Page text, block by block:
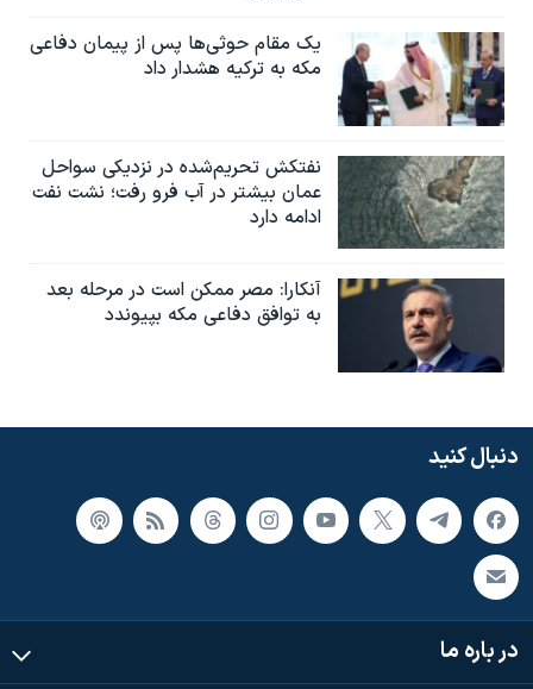
یک مقام حوثی‌ها پس از پیمان دفاعی
مکه به ترکیه هشدار داد
نفتکش تحریم‌شده در نزدیکی سواحل
عمان بیشتر در آب فرو رفت؛ نشت نفت
ادامه دارد
آنکارا: مصر ممکن است در مرحله بعد
به توافق دفاعی مکه بپیوندد
دنبال کنید
در باره ما